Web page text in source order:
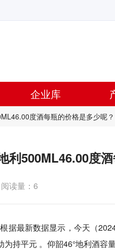
企业库
度酒每瓶的价格是多少呢？
利500ML46.00度
阅读量：6
据最新数据显示，今天（
持平元 。仰韶46°地利酒容